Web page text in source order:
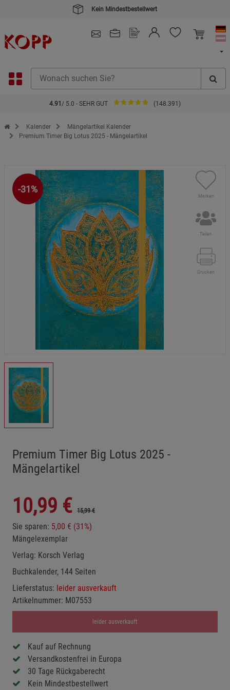
Kein Mindestbestellwert
4.91 / 5.0 - SEHR GUT (148.391)
Zur Startseite des Kopp Verlag Online-Shop
Kalender
Mängelartikel Kalender
Premium Timer Big Lotus 2025 - Mängelartikel
-31%
Merken
Teilen
Drucken
Premium Timer Big Lotus 2025 -
Mängelartikel
10,99 € 15,99 €
Sie sparen: 5,00 € (31%)
Mängelexemplar
Verlag: Korsch Verlag
Buchkalender, 144 Seiten
Lieferstatus: leider ausverkauft
Artikelnummer: M07553
leider ausverkauft
Kauf auf Rechnung
Versandkostenfrei in Europa
30 Tage Rückgaberecht
Kein Mindestbestellwert